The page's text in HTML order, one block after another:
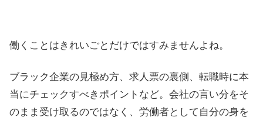
働くことはきれいごとだけではすみませんよね。
ブラック企業の見極め方、求人票の裏側、転職時に本
当にチェックすべきポイントなど。会社の言い分をそ
のまま受け取るのではなく、労働者として自分の身を